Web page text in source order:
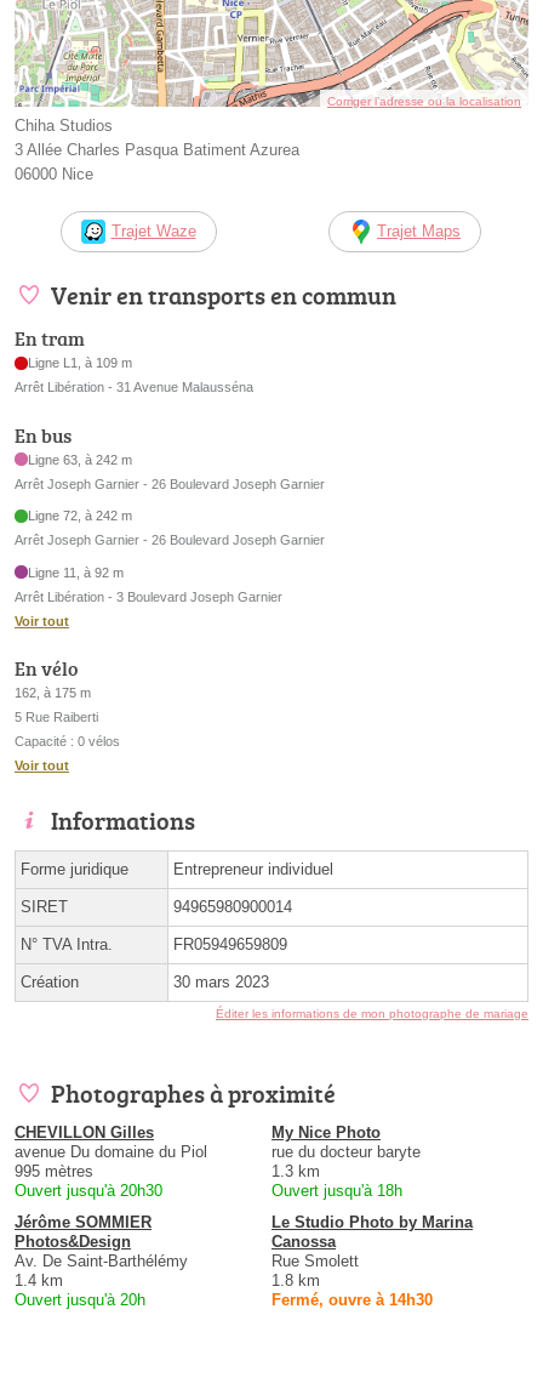
Corriger l’adresse ou la localisation
Chiha Studios
3 Allée Charles Pasqua Batiment Azurea
06000 Nice
Trajet Waze Trajet Maps
Venir en transports en commun
En tram
Ligne L1, à 109 m
Arrêt Libération - 31 Avenue Malausséna
En bus
Ligne 63, à 242 m
Arrêt Joseph Garnier - 26 Boulevard Joseph Garnier
Ligne 72, à 242 m
Arrêt Joseph Garnier - 26 Boulevard Joseph Garnier
Ligne 11, à 92 m
Arrêt Libération - 3 Boulevard Joseph Garnier
Voir tout
En vélo
162, à 175 m
5 Rue Raiberti
Capacité : 0 vélos
Voir tout
Informations
Forme juridique Entrepreneur individuel
SIRET 94965980900014
N° TVA Intra. FR05949659809
Création 30 mars 2023
Éditer les informations de mon photographe de mariage
Photographes à proximité
CHEVILLON Gilles
avenue Du domaine du Piol
995 mètres
Ouvert jusqu'à 20h30
My Nice Photo
rue du docteur baryte
1.3 km
Ouvert jusqu'à 18h
Jérôme SOMMIER
Photos&Design
Av. De Saint-Barthélémy
1.4 km
Ouvert jusqu'à 20h
Le Studio Photo by Marina
Canossa
Rue Smolett
1.8 km
Fermé, ouvre à 14h30